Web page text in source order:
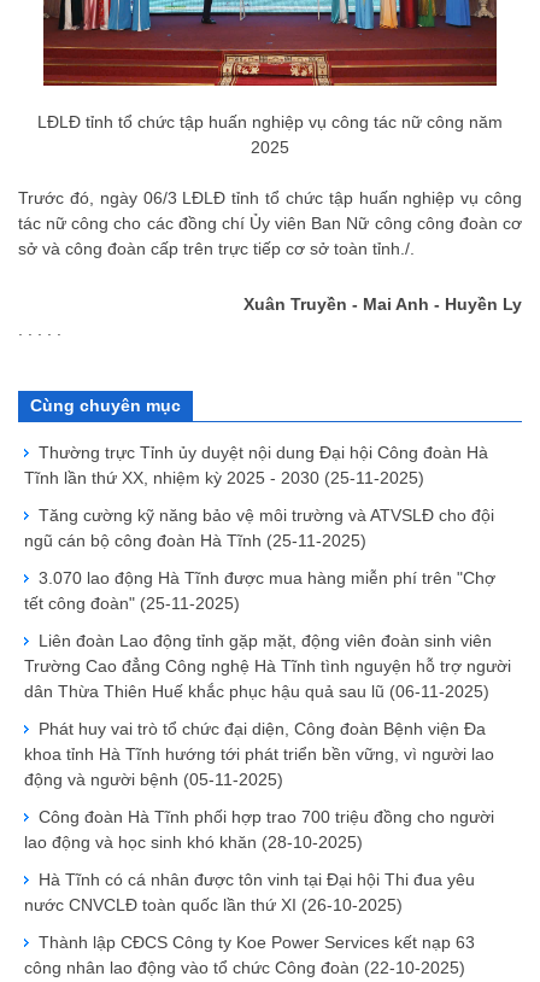
LĐLĐ tỉnh tổ chức tập huấn nghiệp vụ công tác nữ công năm
2025
Trước đó, ngày 06/3 LĐLĐ tỉnh tổ chức tập huấn nghiệp vụ công
tác nữ công cho các đồng chí Ủy viên Ban Nữ công công đoàn cơ
sở và công đoàn cấp trên trực tiếp cơ sở toàn tỉnh./.
Xuân Truyền - Mai Anh - Huyền Ly
Cùng chuyên mục
Thường trực Tỉnh ủy duyệt nội dung Đại hội Công đoàn Hà
Tĩnh lần thứ XX, nhiệm kỳ 2025 - 2030 (25-11-2025)
Tăng cường kỹ năng bảo vệ môi trường và ATVSLĐ cho đội
ngũ cán bộ công đoàn Hà Tĩnh (25-11-2025)
3.070 lao động Hà Tĩnh được mua hàng miễn phí trên "Chợ
tết công đoàn" (25-11-2025)
Liên đoàn Lao động tỉnh gặp mặt, động viên đoàn sinh viên
Trường Cao đẳng Công nghệ Hà Tĩnh tình nguyện hỗ trợ người
dân Thừa Thiên Huế khắc phục hậu quả sau lũ (06-11-2025)
Phát huy vai trò tổ chức đại diện, Công đoàn Bệnh viện Đa
khoa tỉnh Hà Tĩnh hướng tới phát triển bền vững, vì người lao
động và người bệnh (05-11-2025)
Công đoàn Hà Tĩnh phối hợp trao 700 triệu đồng cho người
lao động và học sinh khó khăn (28-10-2025)
Hà Tĩnh có cá nhân được tôn vinh tại Đại hội Thi đua yêu
nước CNVCLĐ toàn quốc lần thứ XI (26-10-2025)
Thành lập CĐCS Công ty Koe Power Services kết nạp 63
công nhân lao động vào tổ chức Công đoàn (22-10-2025)